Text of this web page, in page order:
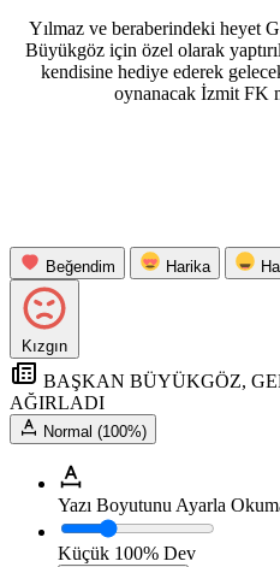
Yılmaz ve beraberindeki heyet
Büyükgöz için özel olarak
kendisine hediye ederek
oynanacak İzmit FK
Beğendim Harika
Kızgın
BAŞKAN BÜYÜKGÖZ,
AĞIRLADI
Normal (100%)
Yazı Boyutunu Ayarla
Küçük 100% Dev